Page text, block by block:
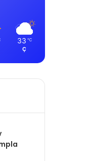
33 ℃
Ç